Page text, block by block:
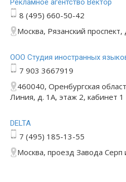
Рекламное агентство Вектор
8 (495) 660-50-42
Москва, Рязанский
ООО Студия иностранных
7 903 3667919
460040, Оренбургская
Линия, д. 1А, этаж 2, кабинет 1
DELTA
7 (495) 185-13-55
Москва, проезд Завода Серп